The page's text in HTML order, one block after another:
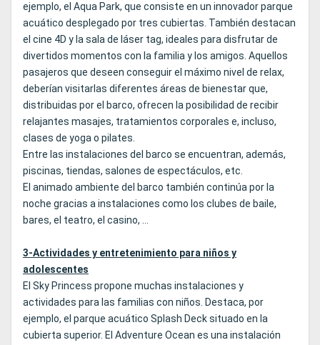
ejemplo, el Aqua Park, que consiste en un innovador parque
acuático desplegado por tres cubiertas. También destacan
el cine 4D y la sala de láser tag, ideales para disfrutar de
divertidos momentos con la familia y los amigos. Aquellos
pasajeros que deseen conseguir el máximo nivel de relax,
deberían visitarlas diferentes áreas de bienestar que,
distribuidas por el barco, ofrecen la posibilidad de recibir
relajantes masajes, tratamientos corporales e, incluso,
clases de yoga o pilates.
Entre las instalaciones del barco se encuentran, además,
piscinas, tiendas, salones de espectáculos, etc.
El animado ambiente del barco también continúa por la
noche gracias a instalaciones como los clubes de baile,
bares, el teatro, el casino, …
3-Actividades y entretenimiento para niños y
adolescentes
El Sky Princess propone muchas instalaciones y
actividades para las familias con niños. Destaca, por
ejemplo, el parque acuático Splash Deck situado en la
cubierta superior. El Adventure Ocean es una instalación